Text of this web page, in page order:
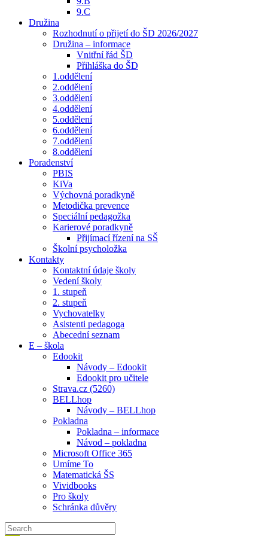
9.C
Družina
Rozhodnutí o přijetí do ŠD 2026/2027
Družina – informace
Vnitřní řád ŠD
Přihláška do ŠD
1.oddělení
2.oddělení
3.oddělení
4.oddělení
5.oddělení
6.oddělení
7.oddělení
8.oddělení
Poradenství
PBIS
KiVa
Výchovná poradkyně
Metodička prevence
Speciální pedagožka
Karierové poradkyně
Přijímací řízení na SŠ
Školní psycholožka
Kontakty
Kontaktní údaje školy
Vedení školy
1. stupeň
2. stupeň
Vychovatelky
Asistenti pedagoga
Abecední seznam
E – škola
Edookit
Návody – Edookit
Edookit pro učitele
Strava.cz (5260)
BELLhop
Návody – BELLhop
Pokladna
Pokladna – informace
Návod – pokladna
Microsoft Office 365
Umíme To
Matematická ŠS
Vividbooks
Pro školy
Schránka důvěry